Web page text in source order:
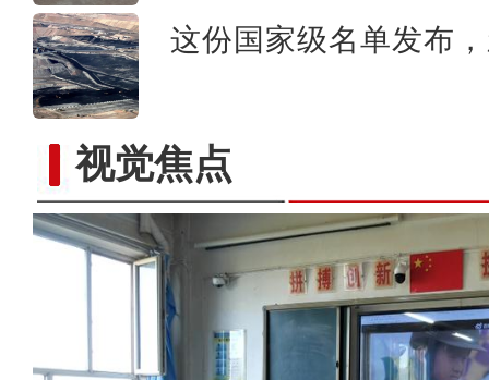
这份国家级名单发布
视觉焦点新疆阿克苏：辣椒丰收采